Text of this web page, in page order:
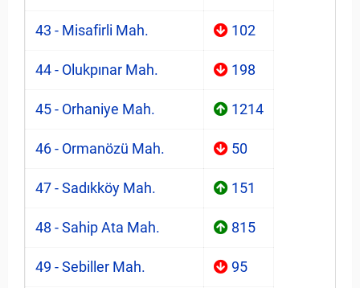
43 - Misafirli Mah. 102
44 - Olukpınar Mah. 198
45 - Orhaniye Mah. 1214
46 - Ormanözü Mah. 50
47 - Sadıkköy Mah. 151
48 - Sahip Ata Mah. 815
49 - Sebiller Mah. 95